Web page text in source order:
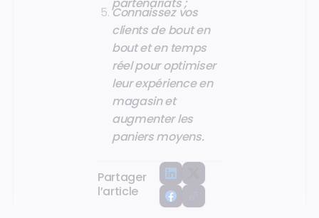
Connaissez vos
clients de bout en
bout et en temps
réel pour optimiser
leur expérience en
magasin et
augmenter les
paniers moyens.
Partager
l’article